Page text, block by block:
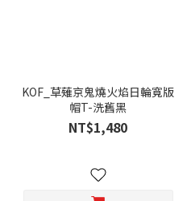
KOF_草薙京鬼燒火焰日輪寬版
帽T-洗舊黑
NT$1,480